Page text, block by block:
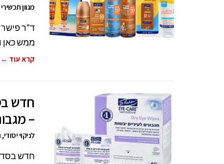
מגוון
ממש כאן
קרא עוד ←
–
לניקוי